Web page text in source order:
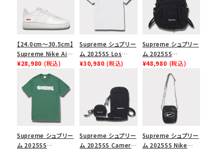
【24.0cm～30.5cm】
Supreme Nike Air
Force 1 Low シュプ
リーム ナイキエアフォ
ース１スニーカー シ
ューズ ホワイト
¥28,980 (税込)
Supreme シュプリー
ム 2025SS Los
Angeles Fire Relief
スロゴTシャツ ホワ
¥30,980 (税込)
Supreme シュプリー
ム 2025SS
Backpack バックパッ
ク ブラック 黒
¥48,980 (税込)
Supreme シュプリー
ム 2025SS
Supreme シュプリー
ム 2025SS Camera
Supreme シュプリー
ム 2025SS Nike